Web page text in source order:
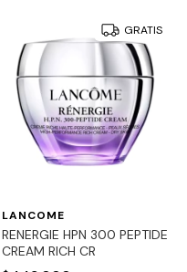
GRATIS
LANCOME
RENERGIE HPN 300 PEPTIDE
CREAM RICH CR